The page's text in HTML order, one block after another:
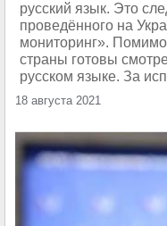
русский язык. Это
проведённого на
мониторинг».
страны готовы
русском языке. За
18 августа 2021